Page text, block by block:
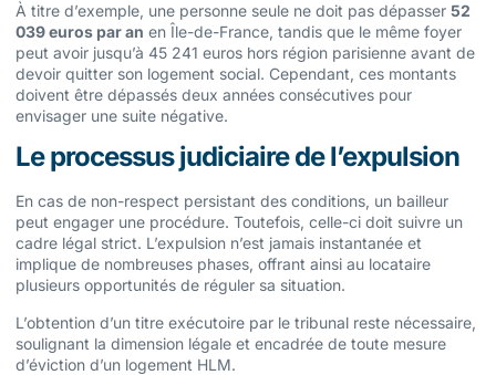
À titre d’exemple, une personne seule ne doit pas dépasser 52
039 euros par an en Île-de-France, tandis que le même foyer
peut avoir jusqu’à 45 241 euros hors région parisienne avant de
devoir quitter son logement social. Cependant, ces montants
doivent être dépassés deux années consécutives pour
envisager une suite négative.
Le processus judiciaire de l’expulsion
En cas de non-respect persistant des conditions, un bailleur
peut engager une procédure. Toutefois, celle-ci doit suivre un
cadre légal strict. L’expulsion n’est jamais instantanée et
implique de nombreuses phases, offrant ainsi au locataire
plusieurs opportunités de réguler sa situation.
L’obtention d’un titre exécutoire par le tribunal reste nécessaire,
soulignant la dimension légale et encadrée de toute mesure
d’éviction d’un logement HLM.